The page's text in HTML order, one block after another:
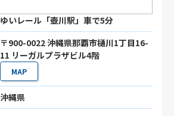
ゆいレール「壺川駅」車で5分
〒900-0022 沖縄県那覇市樋川1丁目16-
11 リーガルプラザビル4階
MAP
沖縄県